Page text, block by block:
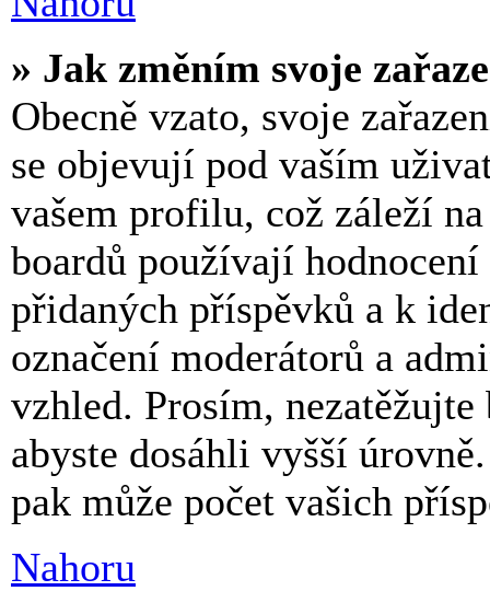
» Jak změním svoje
Obecně vzato, svoje
se objevují pod vaším
vašem profilu, což záleží
boardů používají
přidaných příspěvků a k
označení moderátorů a
vzhled. Prosím,
abyste dosáhli vyšší
pak může počet vašich
Nahoru